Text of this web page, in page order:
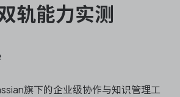
轨能力实测
旗下的企业级协作与知识管理工